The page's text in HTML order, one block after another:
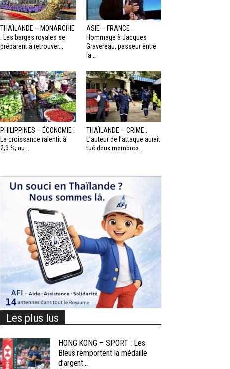
THAÏLANDE – MONARCHIE
: Les barges royales se
préparent à retrouver...
ASIE – FRANCE :
Hommage à Jacques
Gravereau, passeur entre
la...
PHILIPPINES – ÉCONOMIE :
La croissance ralentit à
2,3 %, au...
THAÏLANDE – CRIME :
L’auteur de l’attaque aurait
tué deux membres...
Les plus lus
HONG KONG – SPORT : Les
Bleus remportent la médaille
d’argent...